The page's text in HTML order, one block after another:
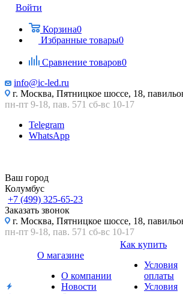
Войти
Корзина0
Избранные товары0
Сравнение товаров0
info@ic-led.ru
г. Москва, Пятницкое шоссе, 18,
пн-пт 9-18, пав. 571 сб-вс 10-17
Telegram
WhatsApp
Ваш город
Колумбус
+7 (499) 325-65-23
Заказать звонок
г. Москва, Пятницкое шоссе, 18,
пн-пт 9-18, пав. 571 сб-вс 10-17
О магазине
О компании
Новости
Как купить
Условия
оплаты
Условия